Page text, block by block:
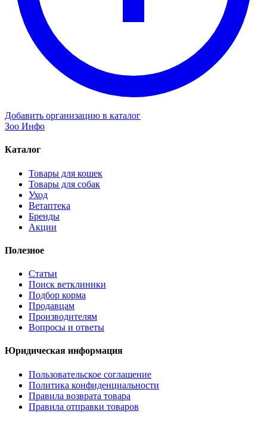
Добавить организацию в каталог
Зоо Инфо
Каталог
Товары для кошек
Товары для собак
Уход
Ветаптека
Бренды
Акции
Полезное
Статьи
Поиск ветклиники
Подбор корма
Продавцам
Производителям
Вопросы и ответы
Юридическая информация
Пользовательское соглашение
Политика конфиденциальности
Правила возврата товара
Правила отправки товаров